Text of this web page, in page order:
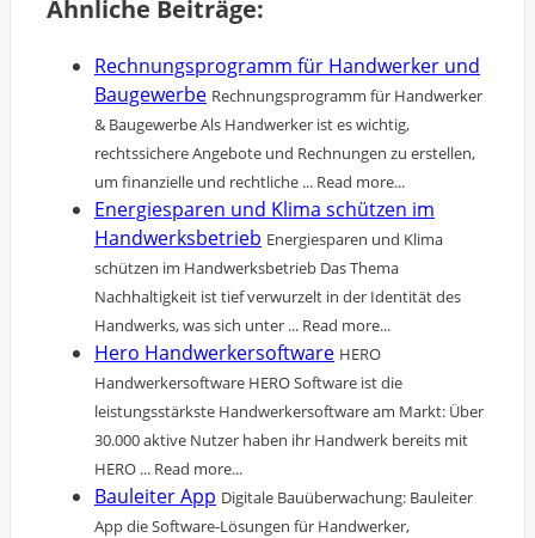
Ähnliche Beiträge:
Rechnungsprogramm für Handwerker und
Baugewerbe Rechnungsprogramm für Handwerker
& Baugewerbe Als Handwerker ist es wichtig,
rechtssichere Angebote und Rechnungen zu erstellen,
um finanzielle und rechtliche ... Read more...
Energiesparen und Klima schützen im
Handwerksbetrieb Energiesparen und Klima
schützen im Handwerksbetrieb Das Thema
Nachhaltigkeit ist tief verwurzelt in der Identität des
Handwerks, was sich unter ... Read more...
Hero Handwerkersoftware HERO
Handwerkersoftware HERO Software ist die
leistungsstärkste Handwerkersoftware am Markt: Über
30.000 aktive Nutzer haben ihr Handwerk bereits mit
HERO ... Read more...
Bauleiter App Digitale Bauüberwachung: Bauleiter
App die Software-Lösungen für Handwerker,